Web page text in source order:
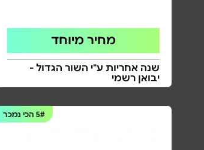
מחיר מיוחד
שנה אחריות ע"י השור הגדול -
יבואן רשמי
5# הכי נמכר